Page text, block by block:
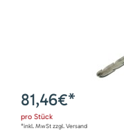
81,46€*
pro Stück
*inkl. MwSt zzgl. Versand